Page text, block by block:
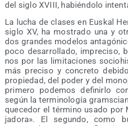
del siglo XVIII, habién­do­lo
La lucha de cla­ses en Eus­kal
siglo XV, ha mos­tra­do una y
dos gran­des mode­los
poco desa­rro­lla­do, impre­ci­so,
nos por las limi­ta­cio­nes
más pre­ci­so y con­cre­to
pro­pie­dad, del poder y del
pri­me­ro pode­mos defi­nir­lo
según la ter­mi­no­lo­gía
que­ce­dor el tér­mino usa­do por
ja­do­ra». El segun­do, como